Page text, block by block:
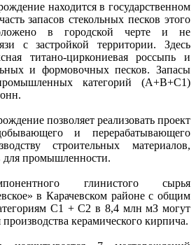
находится в государственном
запасов стекольных песков этого
в городской черте и не
с застройкой территории. Здесь
титано-циркониевая россыпь и
и формовочных песков. Запасы
категорий (А+В+С1)
позволяет реализовать проект
и перерабатывающего
строительных материалов,
для промышленности.
глинистого сырья
в Карачевском районе с общим
С1 + С2 в 8,4 млн мЗ могут
керамического кирпича.